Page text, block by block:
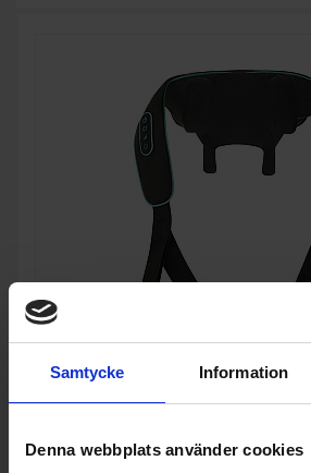
Samtycke Information
Denna webbplats använder cookies
Massagekudde
MedivonNackmassagerare Volt Svart
Färg: Svart